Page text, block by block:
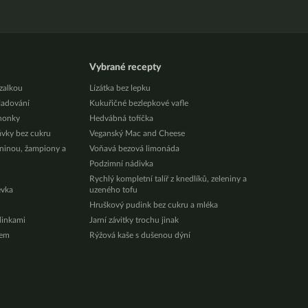
bez cukru
žampiony a
Vybrané recepty
Lízátka bez lepku
Kukuřičné bezlepkové vafle
Hedvábná tofíčka
Veganský Mac and Cheese
Voňavá bezová limonáda
Podzimní nádivka
Rychlý kompletní talíř z knedlíků, zeleniny a
uzeného tofu
Hruškový pudink bez cukru a mléka
Jarní závitky trochu jinak
Rýžová kaše s dušenou dýní